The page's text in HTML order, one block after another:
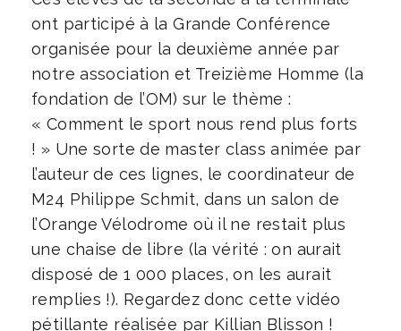
ont participé à la Grande Conférence
organisée pour la deuxième année par
notre association et Treizième Homme (la
fondation de l’OM) sur le thème :
« Comment le sport nous rend plus forts
! » Une sorte de master class animée par
l’auteur de ces lignes, le coordinateur de
M24 Philippe Schmit, dans un salon de
l’Orange Vélodrome où il ne restait plus
une chaise de libre (la vérité : on aurait
disposé de 1 000 places, on les aurait
remplies !). Regardez donc cette vidéo
pétillante réalisée par Killian Blisson !